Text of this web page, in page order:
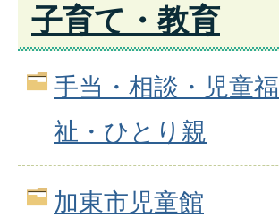
子育て・教育
手当・相談・児童福
祉・ひとり親
加東市児童館